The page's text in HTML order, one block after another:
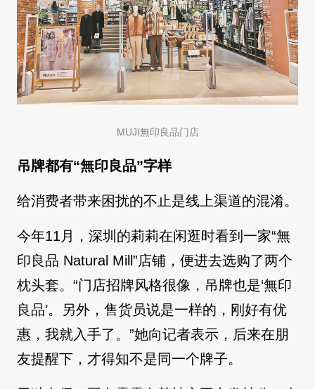
MUJI無印良品门店
吊牌都有“無印良品”字样
给消费者带来困扰的不止是线上渠道的混淆。
今年11月，深圳的莉莉在闲逛时看到一家“無
印良品 Natural Mill”店铺，便进去选购了两个
枕头套。“门店招牌风格很像，吊牌也是‘無印
良品’。另外，售货员说是一样的，刚好有优
惠，我就入手了。”她向记者表示，后来在朋
友提醒下，才得知不是同一个牌子。